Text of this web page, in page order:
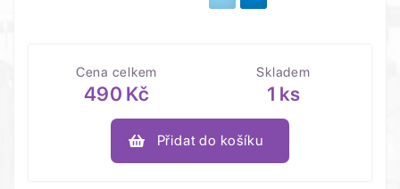
Cena celkem
490 Kč
Skladem
1 ks
Přidat do košíku